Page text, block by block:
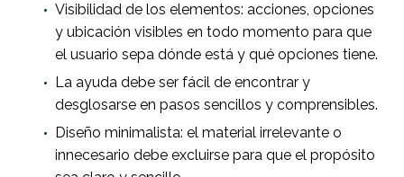
Visibilidad de los elementos: acciones, opciones
y ubicación visibles en todo momento para que
el usuario sepa dónde está y qué opciones tiene.
La ayuda debe ser fácil de encontrar y
desglosarse en pasos sencillos y comprensibles.
Diseño minimalista: el material irrelevante o
innecesario debe excluirse para que el propósito